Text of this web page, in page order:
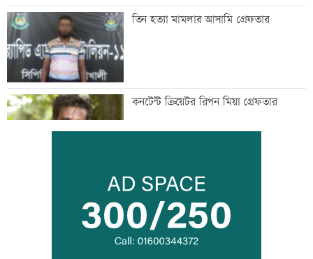
তিন হত্যা মামলার আসামি গ্রেফতার
কনটেন্ট ক্রিয়েটর রিপন মিয়া গ্রেফতার
মানবিক মূল্যবোধসম্পন্ন বিচারকের অভাব:
আইনমন্ত্রী